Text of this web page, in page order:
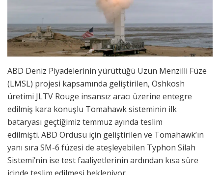
ABD Deniz Piyadelerinin yürüttüğü Uzun Menzilli Füze
(LMSL) projesi kapsamında geliştirilen, Oshkosh
üretimi JLTV Rouge insansız aracı üzerine entegre
edilmiş kara konuşlu Tomahawk sisteminin ilk
bataryası geçtiğimiz temmuz ayında teslim
edilmişti. ABD Ordusu için geliştirilen ve Tomahawk’ın
yanı sıra SM-6 füzesi de ateşleyebilen Typhon Silah
Sistemi’nin ise test faaliyetlerinin ardından kısa süre
içinde teslim edilmesi bekleniyor.